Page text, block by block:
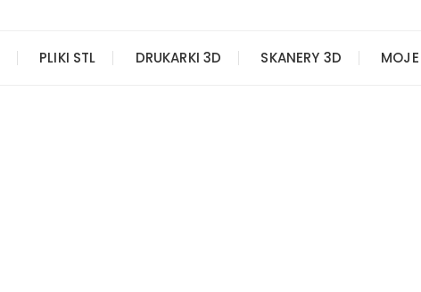
PLIKI STL DRUKARKI 3D SKANERY 3D